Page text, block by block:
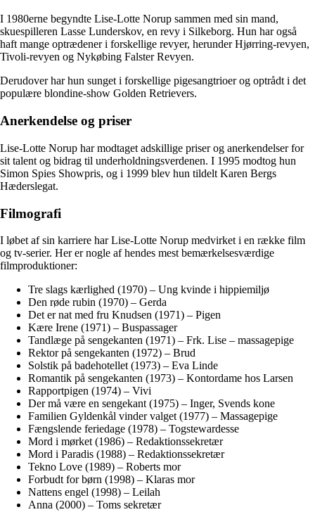
I 1980erne begyndte Lise-Lotte Norup sammen med sin mand,
skuespilleren Lasse Lunderskov, en revy i Silkeborg. Hun har også
haft mange optrædener i forskellige revyer, herunder Hjørring-revyen,
Tivoli-revyen og Nykøbing Falster Revyen.
Derudover har hun sunget i forskellige pigesangtrioer og optrådt i det
populære blondine-show Golden Retrievers.
Anerkendelse og priser
Lise-Lotte Norup har modtaget adskillige priser og anerkendelser for
sit talent og bidrag til underholdningsverdenen. I 1995 modtog hun
Simon Spies Showpris, og i 1999 blev hun tildelt Karen Bergs
Hæderslegat.
Filmografi
I løbet af sin karriere har Lise-Lotte Norup medvirket i en række film
og tv-serier. Her er nogle af hendes mest bemærkelsesværdige
filmproduktioner:
Tre slags kærlighed (1970) – Ung kvinde i hippiemiljø
Den røde rubin (1970) – Gerda
Det er nat med fru Knudsen (1971) – Pigen
Kære Irene (1971) – Buspassager
Tandlæge på sengekanten (1971) – Frk. Lise – massagepige
Rektor på sengekanten (1972) – Brud
Solstik på badehotellet (1973) – Eva Linde
Romantik på sengekanten (1973) – Kontordame hos Larsen
Rapportpigen (1974) – Vivi
Der må være en sengekant (1975) – Inger, Svends kone
Familien Gyldenkål vinder valget (1977) – Massagepige
Fængslende feriedage (1978) – Togstewardesse
Mord i mørket (1986) – Redaktionssekretær
Mord i Paradis (1988) – Redaktionssekretær
Tekno Love (1989) – Roberts mor
Forbudt for børn (1998) – Klaras mor
Nattens engel (1998) – Leilah
Anna (2000) – Toms sekretær